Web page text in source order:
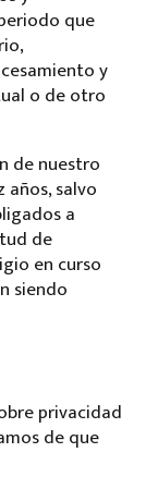
que
y
o de otro
de nuestro
salvo
a
de
en curso
siendo
privacidad
de que